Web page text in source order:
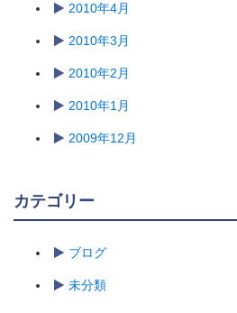
2010年4月
2010年3月
2010年2月
2010年1月
2009年12月
カテゴリー
ブログ
未分類